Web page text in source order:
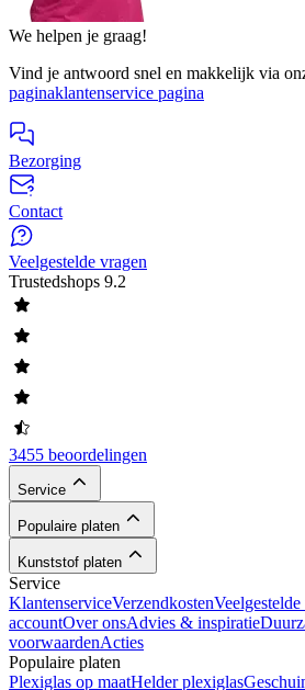
We helpen je graag!
Vind je antwoord snel en makkelijk via
paginaklantenservice pagina
Bezorging
Contact
Veelgestelde vragen
Trustedshops 9.2
3455 beoordelingen
Service
Populaire platen
Kunststof platen
Service
KlantenserviceVerzendkosten
accountOver onsAdvies & inspiratie
voorwaardenActies
Populaire platen
Plexiglas op maatHelder plexiglas